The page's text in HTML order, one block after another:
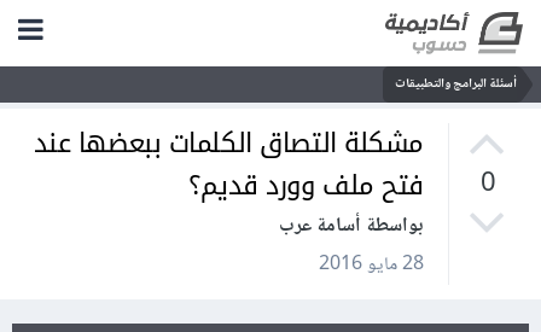
أسئلة البرامج والتطبيقات
0
مشكلة التصاق الكلمات ببعضها عند
فتح ملف وورد قديم؟
بواسطة أسامة عرب
28 مايو 2016